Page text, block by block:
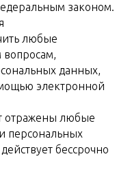
законом.
любые
данных,
электронной
отражены любые
персональных
бессрочно